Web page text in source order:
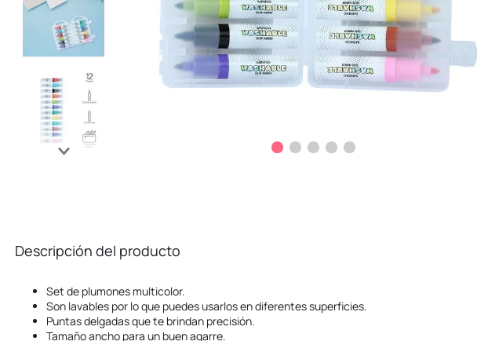
Descripción del producto
Set de plumones multicolor.
Son lavables por lo que puedes usarlos en diferentes superficies.
Puntas delgadas que te brindan precisión.
Tamaño ancho para un buen agarre.